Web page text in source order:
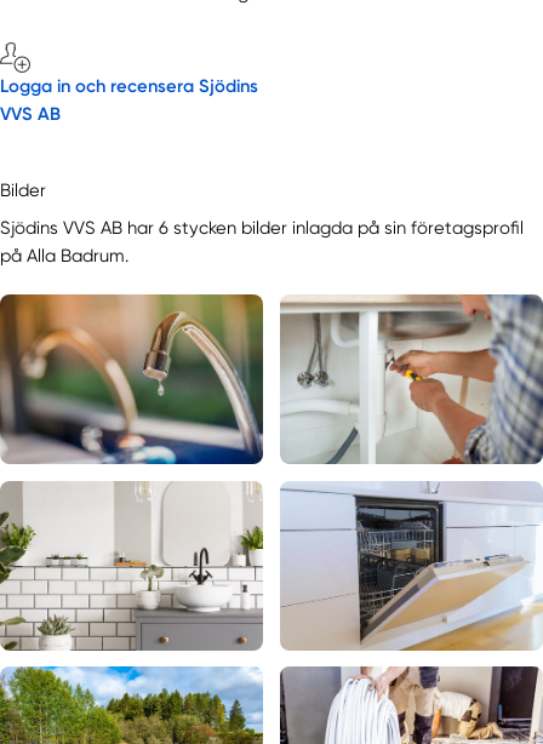
Logga in och recensera Sjödins
VVS AB
Bilder
Sjödins VVS AB har 6 stycken bilder inlagda på sin företagsprofil
på Alla Badrum.